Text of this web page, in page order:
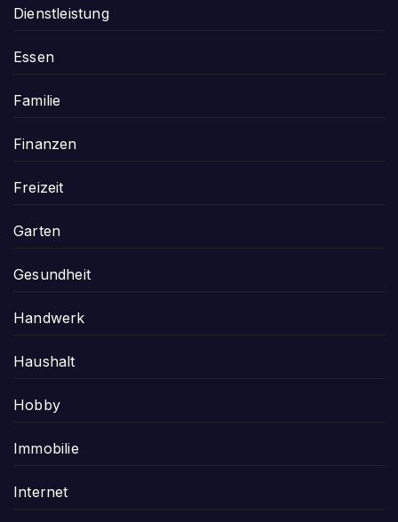
Dienstleistung
Essen
Familie
Finanzen
Freizeit
Garten
Gesundheit
Handwerk
Haushalt
Hobby
Immobilie
Internet